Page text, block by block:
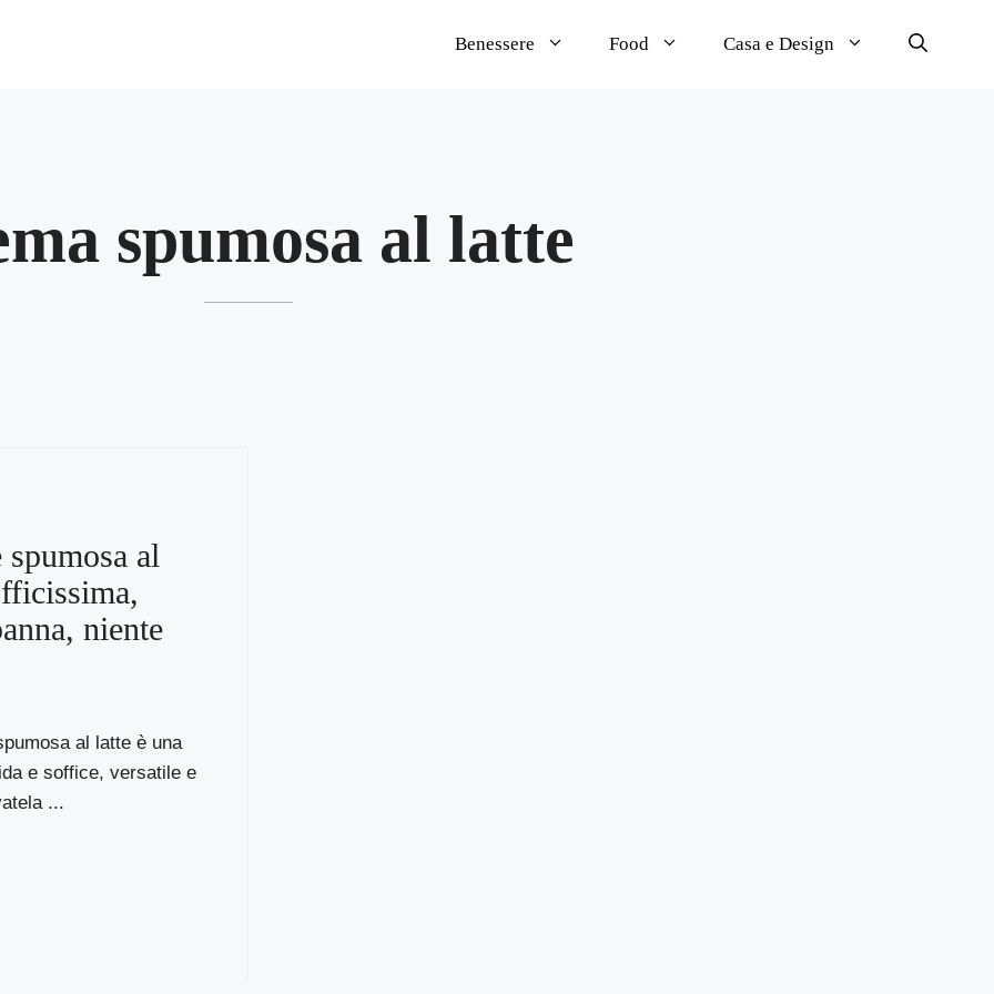
Benessere Food Casa e Design
spumosa al latte
al
niente
al latte è una
e soffice, versatile e
...